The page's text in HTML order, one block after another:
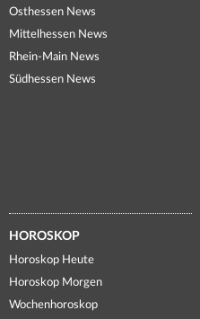
Osthessen News
Mittelhessen News
Rhein-Main News
Südhessen News
HOROSKOP
Horoskop Heute
Horoskop Morgen
Wochenhoroskop